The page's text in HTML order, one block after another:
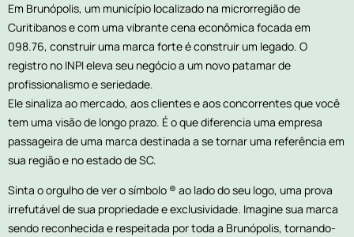
Em Brunópolis, um município localizado na microrregião de
Curitibanos e com uma vibrante cena econômica focada em
098.76, construir uma marca forte é construir um legado. O
registro no INPI eleva seu negócio a um novo patamar de
profissionalismo e seriedade.
Ele sinaliza ao mercado, aos clientes e aos concorrentes que você
tem uma visão de longo prazo. É o que diferencia uma empresa
passageira de uma marca destinada a se tornar uma referência em
sua região e no estado de SC.
Sinta o orgulho de ver o símbolo ® ao lado do seu logo, uma prova
irrefutável de sua propriedade e exclusividade. Imagine sua marca
sendo reconhecida e respeitada por toda a Brunópolis, tornando-